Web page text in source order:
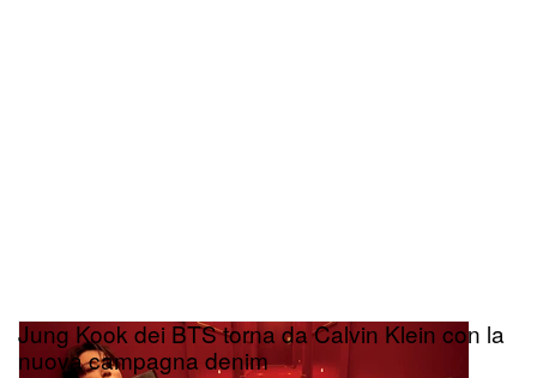
Jung Kook dei BTS torna da Calvin Klein con la
nuova campagna denim